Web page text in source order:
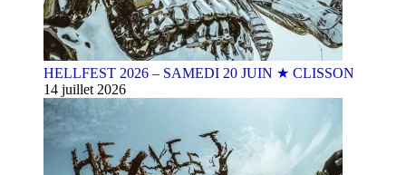
HELLFEST 2026 – SAMEDI 20 JUIN ★ CLISSON
14 juillet 2026